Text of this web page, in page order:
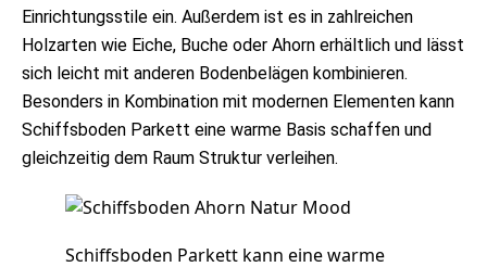
Einrichtungsstile ein. Außerdem ist es in zahlreichen
Holzarten wie Eiche, Buche oder Ahorn erhältlich und lässt
sich leicht mit anderen Bodenbelägen kombinieren.
Besonders in Kombination mit modernen Elementen kann
Schiffsboden Parkett eine warme Basis schaffen und
gleichzeitig dem Raum Struktur verleihen.
Schiffsboden Parkett kann eine warme